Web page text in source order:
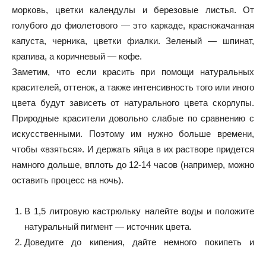
морковь, цветки календулы и березовые листья. От
голубого до фиолетового — это каркаде, краснокачанная
капуста, черника, цветки фиалки. Зеленый — шпинат,
крапива, а коричневый — кофе.
Заметим, что если красить при помощи натуральных
красителей, оттенок, а также интенсивность того или иного
цвета будут зависеть от натурального цвета скорлупы.
Природные красители довольно слабые по сравнению с
искусственными. Поэтому им нужно больше времени,
чтобы «взяться». И держать яйца в их растворе придется
намного дольше, вплоть до 12-14 часов (например, можно
оставить процесс на ночь).
В 1,5 литровую кастрюльку налейте воды и положите
натуральный пигмент — источник цвета.
Доведите до кипения, дайте немного покипеть и